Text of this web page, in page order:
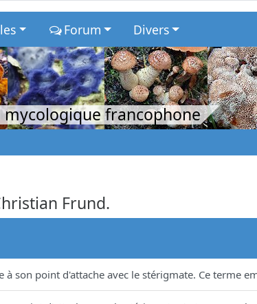
Forum Divers
francophone
Frund.
à son point d'attache avec le stérigmate. Ce terme